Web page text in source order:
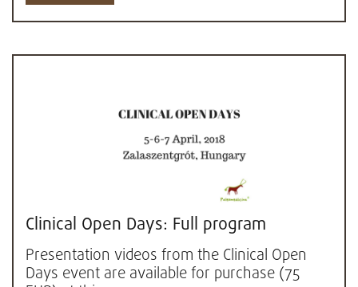
Clinical Open Days: Full program
Presentation videos from the Clinical Open
Days event are available for purchase (75